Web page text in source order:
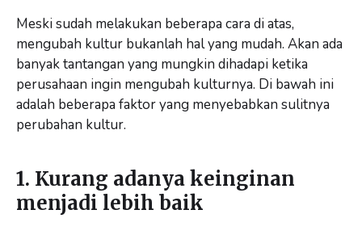
Meski sudah melakukan beberapa cara di atas,
mengubah kultur bukanlah hal yang mudah. Akan ada
banyak tantangan yang mungkin dihadapi ketika
perusahaan ingin mengubah kulturnya. Di bawah ini
adalah beberapa faktor yang menyebabkan sulitnya
perubahan kultur.
1. Kurang adanya keinginan
menjadi lebih baik